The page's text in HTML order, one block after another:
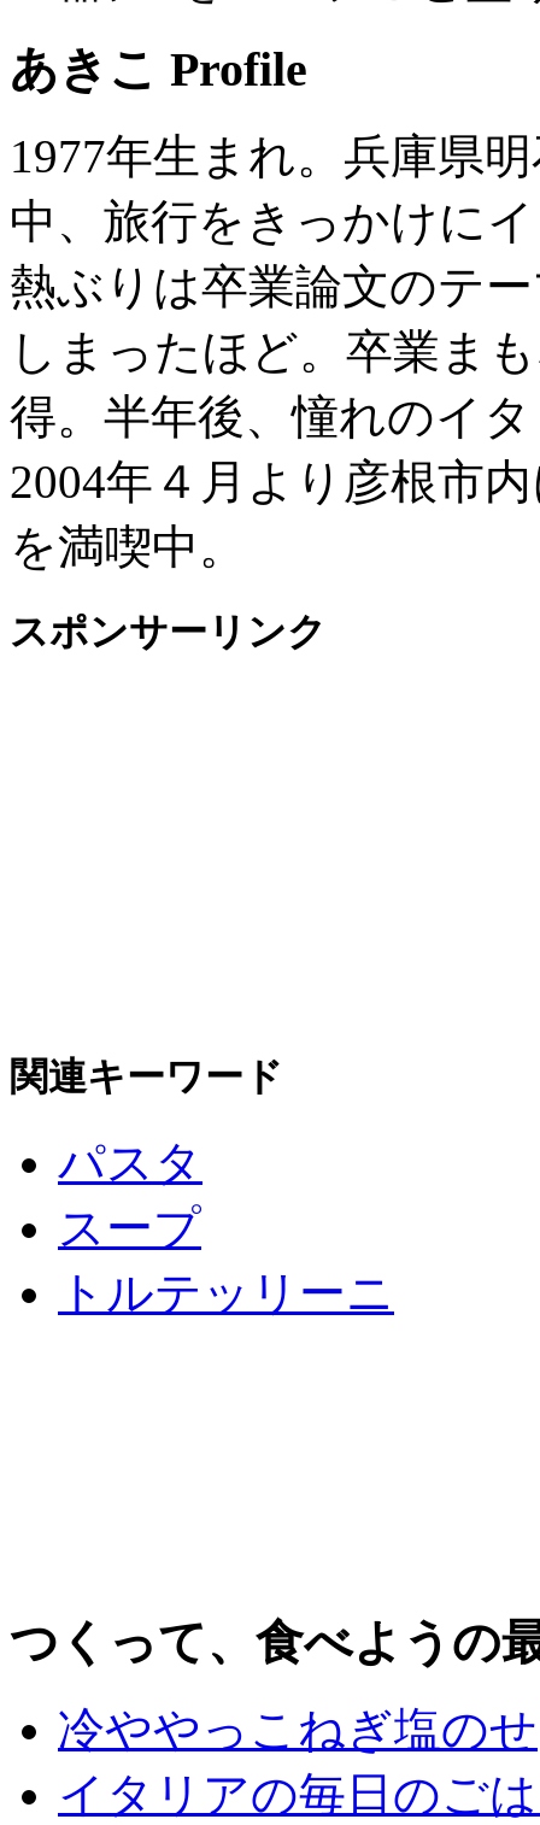
あきこ Profile
1977年生まれ。兵庫県
中、旅行をきっかけに
熱ぶりは卒業論文のテ
しまったほど。卒業ま
得。半年後、憧れのイ
2004年４月より彦根市
を満喫中。
スポンサーリンク
関連キーワード
パスタ
スープ
トルテッリーニ
つくって、食べようの
冷ややっこねぎ塩のせ
イタリアの毎日のご